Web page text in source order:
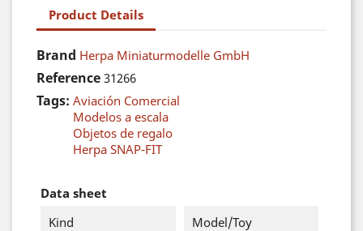
Product Details
Brand Herpa Miniaturmodelle GmbH
Reference 31266
Tags: Aviación Comercial
Modelos a escala
Objetos de regalo
Herpa SNAP-FIT
Data sheet
Kind
Model/Toy